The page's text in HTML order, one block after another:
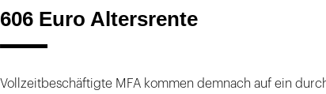
606 Euro Altersrente
Vollzeitbeschäftigte MFA kommen demnach auf ein